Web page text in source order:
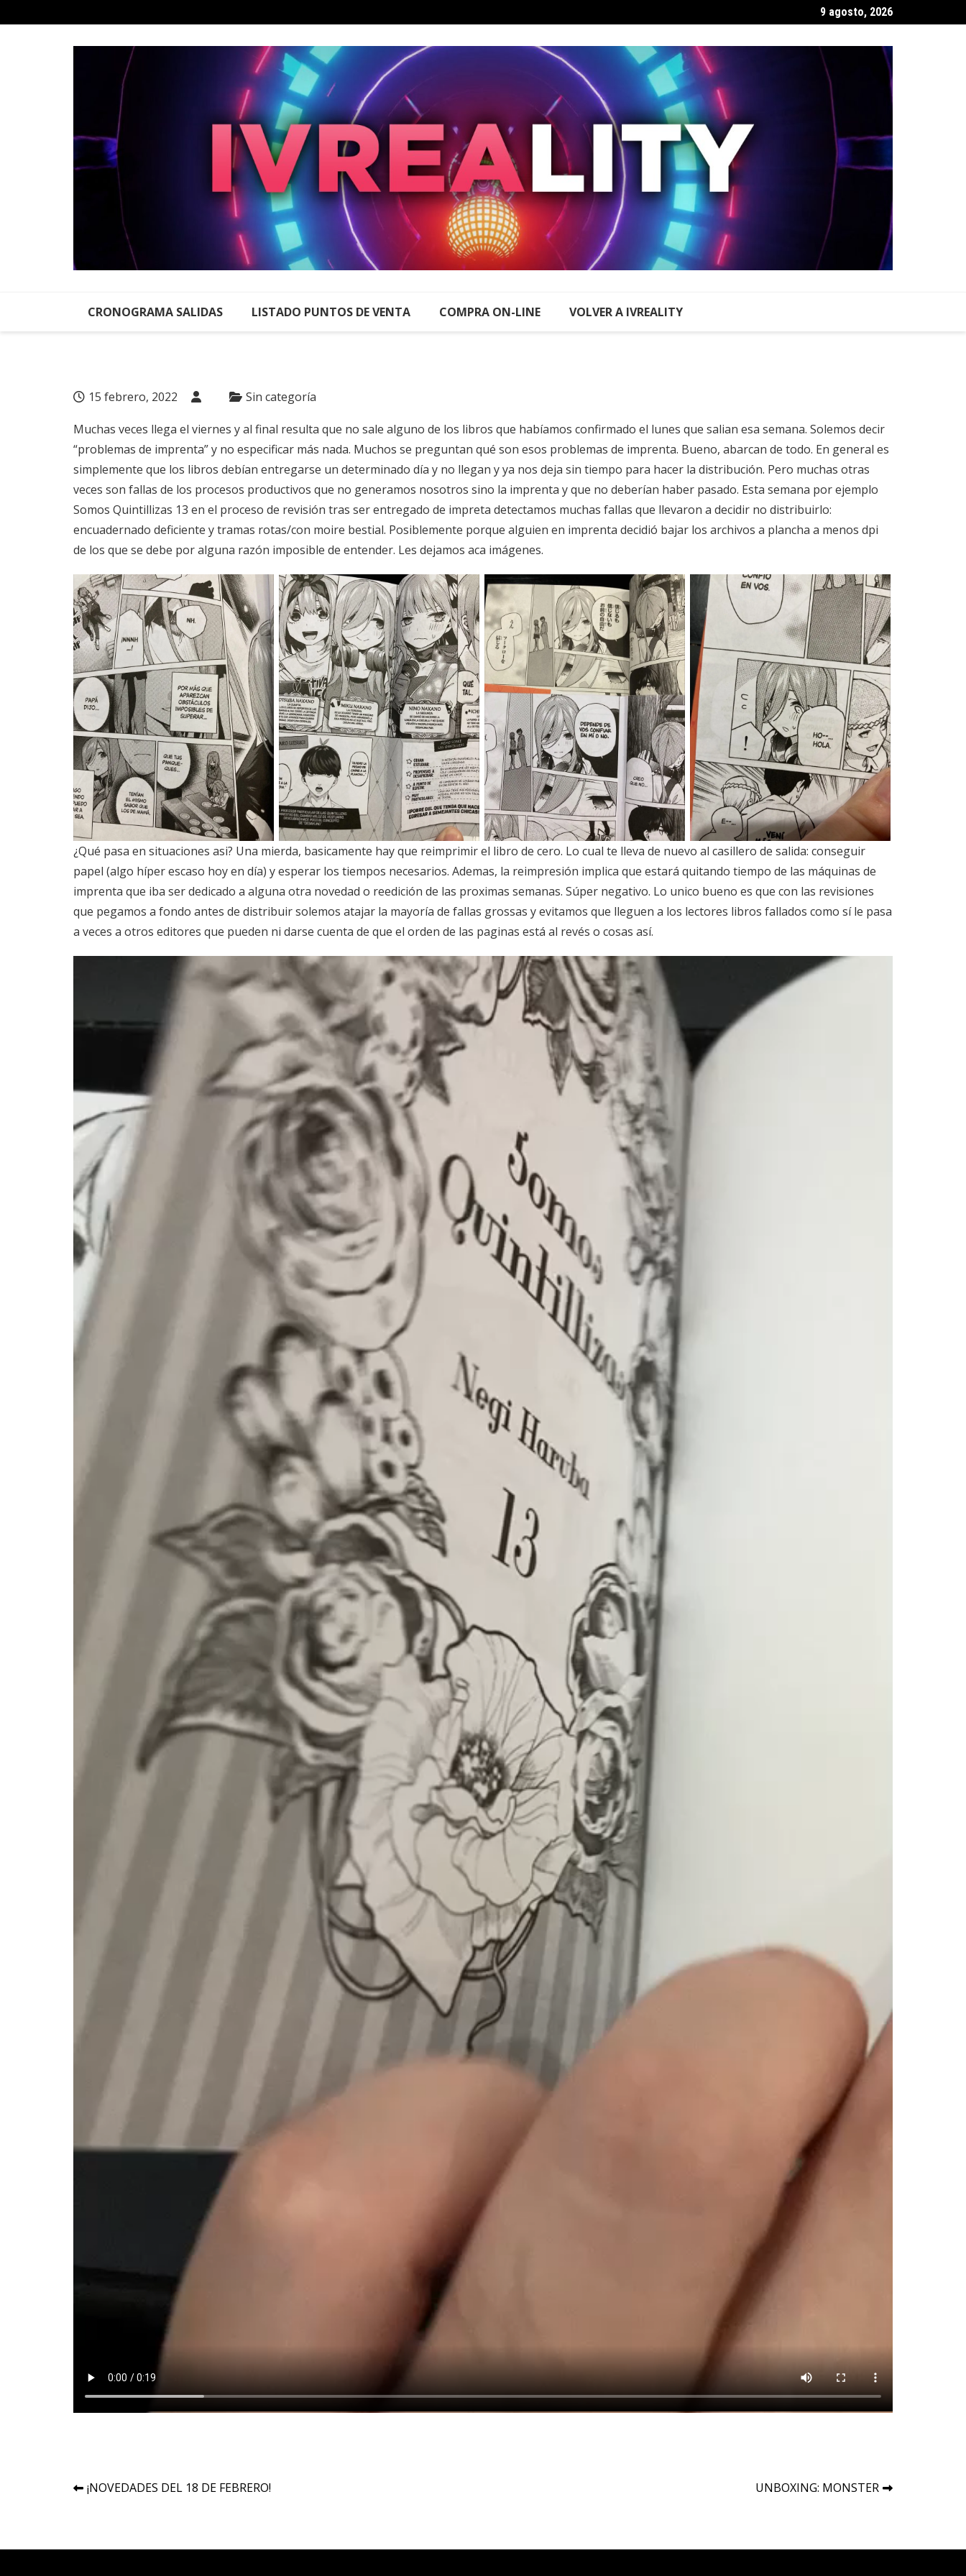
to
9 agosto, 2026
CRONOGRAMA SALIDAS LISTADO PUNTOS DE VENTA COMPRA ON-LINE VOLVER A IVREALITY
15 febrero, 2022 Sin categoría
Muchas veces llega el viernes y al final resulta que no sale alguno de los libros que habíamos confirmado el lunes que salian esa semana. Solemos decir
“problemas de imprenta” y no especificar más nada. Muchos se preguntan qué son esos problemas de imprenta. Bueno, abarcan de todo. En general es
simplemente que los libros debían entregarse un determinado día y no llegan y ya nos deja sin tiempo para hacer la distribución. Pero muchas otras
veces son fallas de los procesos productivos que no generamos nosotros sino la imprenta y que no deberían haber pasado. Esta semana por ejemplo
Somos Quintillizas 13 en el proceso de revisión tras ser entregado de impreta detectamos muchas fallas que llevaron a decidir no distribuirlo:
encuadernado deficiente y tramas rotas/con moire bestial. Posiblemente porque alguien en imprenta decidió bajar los archivos a plancha a menos dpi
de los que se debe por alguna razón imposible de entender. Les dejamos aca imágenes.
¿Qué pasa en situaciones asi? Una mierda, basicamente hay que reimprimir el libro de cero. Lo cual te lleva de nuevo al casillero de salida: conseguir
papel (algo híper escaso hoy en día) y esperar los tiempos necesarios. Ademas, la reimpresión implica que estará quitando tiempo de las máquinas de
imprenta que iba ser dedicado a alguna otra novedad o reedición de las proximas semanas. Súper negativo. Lo unico bueno es que con las revisiones
que pegamos a fondo antes de distribuir solemos atajar la mayoría de fallas grossas y evitamos que lleguen a los lectores libros fallados como sí le pasa
a veces a otros editores que pueden ni darse cuenta de que el orden de las paginas está al revés o cosas así.
Navegación
¡NOVEDADES DEL 18 DE FEBRERO! UNBOXING: MONSTER